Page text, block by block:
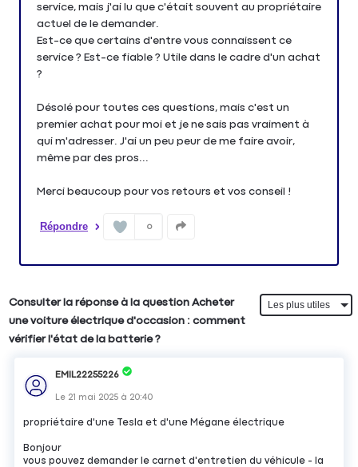
service, mais j'ai lu que c'était souvent au propriétaire
actuel de le demander.
Est-ce que certains d'entre vous connaissent ce
service ? Est-ce fiable ? Utile dans le cadre d'un achat
?
Désolé pour toutes ces questions, mais c'est un
premier achat pour moi et je ne sais pas vraiment à
qui m'adresser. J'ai un peu peur de me faire avoir,
même par des pros...
Merci beaucoup pour vos retours et vos conseil !
Répondre 0
Consulter la réponse à la question Acheter
une voiture électrique d'occasion : comment
vérifier l'état de la batterie ?
EMIL22255226
Le 21 mai 2025 à 20:40
propriétaire d'une Tesla et d'une Mégane électrique
Bonjour
vous pouvez demander le carnet d'entretien du véhicule - la